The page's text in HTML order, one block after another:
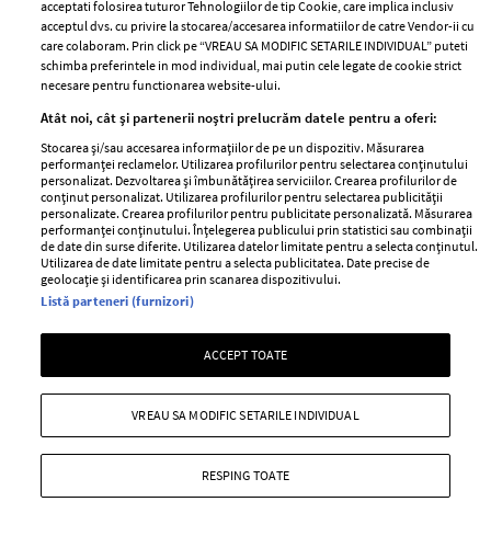
Cele 4 semne zodiacale care iau decizii
greșite în iubire
ASTROLOGIE 30 iulie 2026
Semnele zodiacale din lista aceasta își complică singure
viața sentimentală din cauza alegerilor greșite.
+ MAI MULTE
acceptati folosirea tuturor Tehnologiilor de tip Cookie, care implica inclusiv
acceptul dvs. cu privire la stocarea/accesarea informatiilor de catre Vendor-ii cu
care colaboram. Prin click pe “VREAU SA MODIFIC SETARILE INDIVIDUAL” puteti
schimba preferintele in mod individual, mai putin cele legate de cookie strict
necesare pentru functionarea website-ului.
Atât noi, cât și partenerii noștri prelucrăm datele pentru a oferi:
Stocarea și/sau accesarea informațiilor de pe un dispozitiv. Măsurarea
performanței reclamelor. Utilizarea profilurilor pentru selectarea conținutului
personalizat. Dezvoltarea și îmbunătățirea serviciilor. Crearea profilurilor de
conținut personalizat. Utilizarea profilurilor pentru selectarea publicității
personalizate. Crearea profilurilor pentru publicitate personalizată. Măsurarea
performanței conținutului. Înțelegerea publicului prin statistici sau combinații
de date din surse diferite. Utilizarea datelor limitate pentru a selecta conținutul.
Utilizarea de date limitate pentru a selecta publicitatea. Date precise de
geolocație și identificarea prin scanarea dispozitivului.
Listă parteneri (furnizori)
ACCEPT TOATE
RESPING TOATE
VREAU SA MODIFIC SETARILE INDIVIDUAL